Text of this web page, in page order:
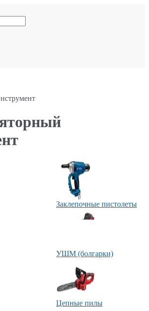
Заклепочные пистолеты
УШМ (болгарки)
Цепные пилы